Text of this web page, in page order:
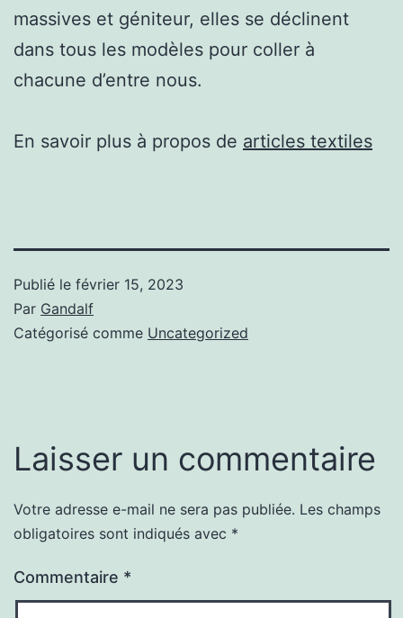
massives et géniteur, elles se déclinent
dans tous les modèles pour coller à
chacune d’entre nous.
En savoir plus à propos de articles textiles
Publié le février 15, 2023
Par Gandalf
Catégorisé comme Uncategorized
Laisser un commentaire
Votre adresse e-mail ne sera pas publiée. Les champs
obligatoires sont indiqués avec *
Commentaire *